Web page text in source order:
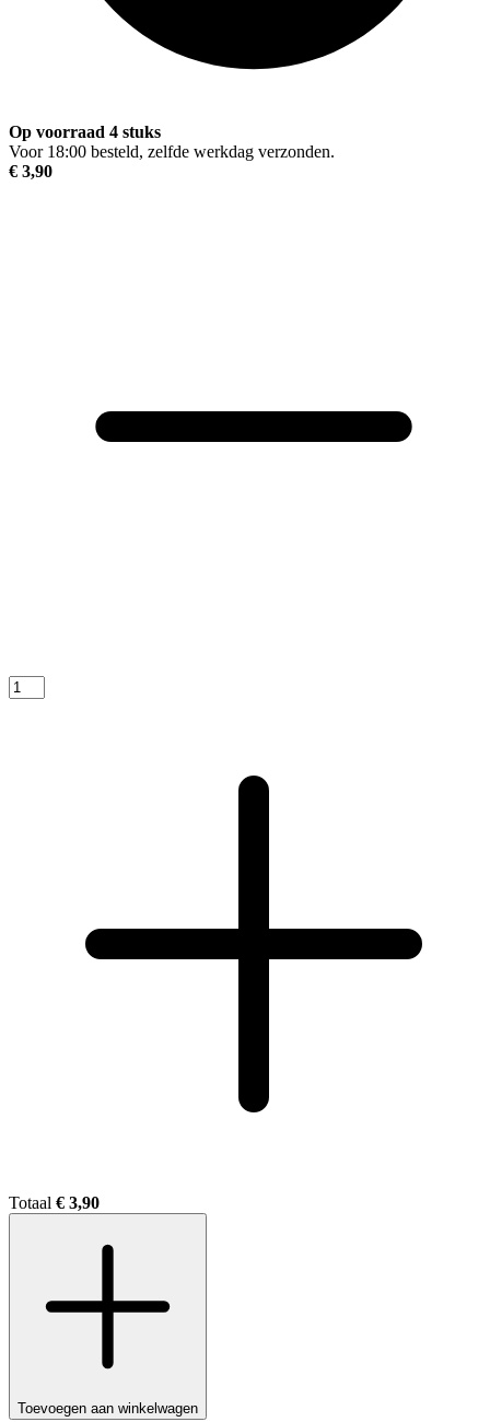
Op voorraad 4 stuks
Voor 18:00 besteld, zelfde werkdag verzonden.
€ 3,90
Totaal € 3,90
Toevoegen aan winkelwagen